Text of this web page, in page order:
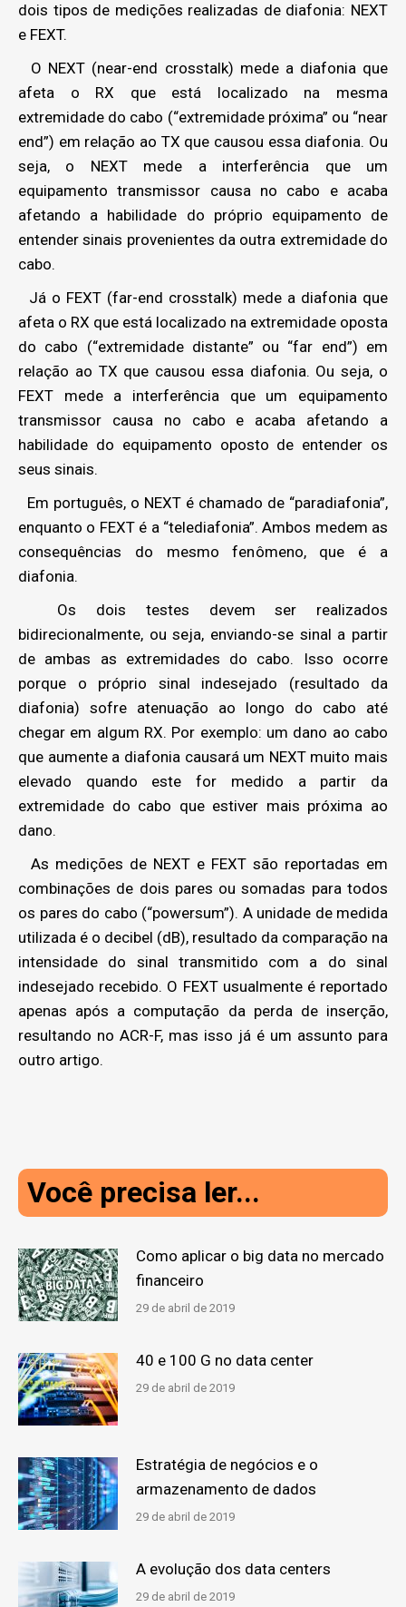
dois tipos de medições realizadas de diafonia: NEXT
e FEXT.
O NEXT (near-end crosstalk) mede a diafonia que
afeta o RX que está localizado na mesma
extremidade do cabo (“extremidade próxima” ou “near
end”) em relação ao TX que causou essa diafonia. Ou
seja, o NEXT mede a interferência que um
equipamento transmissor causa no cabo e acaba
afetando a habilidade do próprio equipamento de
entender sinais provenientes da outra extremidade do
cabo.
Já o FEXT (far-end crosstalk) mede a diafonia que
afeta o RX que está localizado na extremidade oposta
do cabo (“extremidade distante” ou “far end”) em
relação ao TX que causou essa diafonia. Ou seja, o
FEXT mede a interferência que um equipamento
transmissor causa no cabo e acaba afetando a
habilidade do equipamento oposto de entender os
seus sinais.
Em português, o NEXT é chamado de “paradiafonia”,
enquanto o FEXT é a “telediafonia”. Ambos medem as
consequências do mesmo fenômeno, que é a
diafonia.
Os dois testes devem ser realizados
bidirecionalmente, ou seja, enviando-se sinal a partir
de ambas as extremidades do cabo. Isso ocorre
porque o próprio sinal indesejado (resultado da
diafonia) sofre atenuação ao longo do cabo até
chegar em algum RX. Por exemplo: um dano ao cabo
que aumente a diafonia causará um NEXT muito mais
elevado quando este for medido a partir da
extremidade do cabo que estiver mais próxima ao
dano.
As medições de NEXT e FEXT são reportadas em
combinações de dois pares ou somadas para todos
os pares do cabo (“powersum”). A unidade de medida
utilizada é o decibel (dB), resultado da comparação na
intensidade do sinal transmitido com a do sinal
indesejado recebido. O FEXT usualmente é reportado
apenas após a computação da perda de inserção,
resultando no ACR-F, mas isso já é um assunto para
outro artigo.
Você precisa ler...
Como aplicar o big data no mercado
financeiro
29 de abril de 2019
40 e 100 G no data center
29 de abril de 2019
Estratégia de negócios e o
armazenamento de dados
29 de abril de 2019
A evolução dos data centers
29 de abril de 2019